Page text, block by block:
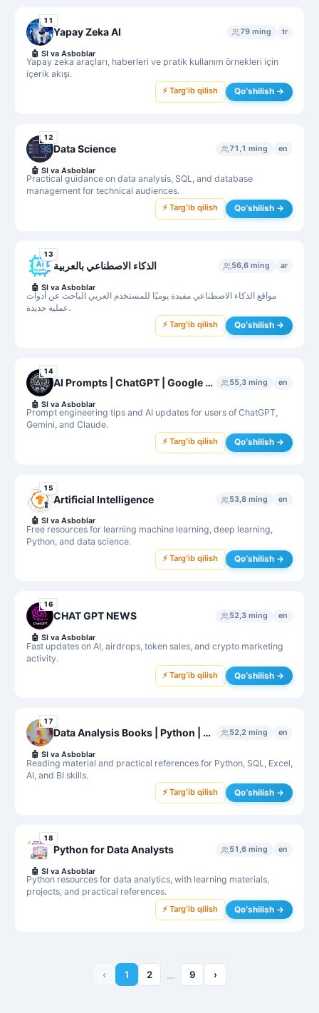
11
Yapay Zeka AI 79 ming tr
Yapay zeka araçları, haberleri ve pratik kullanım örnekleri için
içerik akışı.
🤖 SI va Asboblar
⚡ Targʻib qilish Qoʻshilish →
12
Data Science 71,1 ming en
Practical guidance on data analysis, SQL, and database
management for technical audiences.
🤖 SI va Asboblar
⚡ Targʻib qilish Qoʻshilish →
13
الذكاء الاصطناعي بالعربية 56,6 ming ar
مواقع الذكاء الاصطناعي مفيدة يوميًا للمستخدم العربي الباحث عن أدوات
عملية جديدة.
🤖 SI va Asboblar
⚡ Targʻib qilish Qoʻshilish →
14
AI Prompts | ChatGPT | Google Gemini | Claude 55,3 ming en
Prompt engineering tips and AI updates for users of ChatGPT,
Gemini, and Claude.
🤖 SI va Asboblar
⚡ Targʻib qilish Qoʻshilish →
15
Artificial Intelligence 53,8 ming en
Free resources for learning machine learning, deep learning,
Python, and data science.
🤖 SI va Asboblar
⚡ Targʻib qilish Qoʻshilish →
16
CHAT GPT NEWS 52,3 ming en
Fast updates on AI, airdrops, token sales, and crypto marketing
activity.
🤖 SI va Asboblar
⚡ Targʻib qilish Qoʻshilish →
17
Data Analysis Books | Python | SQL | Excel | Artificial Intelligence | Power BI | Tableau | AI Resources 52,2 ming en
Reading material and practical references for Python, SQL, Excel,
AI, and BI skills.
🤖 SI va Asboblar
⚡ Targʻib qilish Qoʻshilish →
18
Python for Data Analysts 51,6 ming en
Python resources for data analytics, with learning materials,
projects, and practical references.
🤖 SI va Asboblar
⚡ Targʻib qilish Qoʻshilish →
‹ 1 2 … 9 ›